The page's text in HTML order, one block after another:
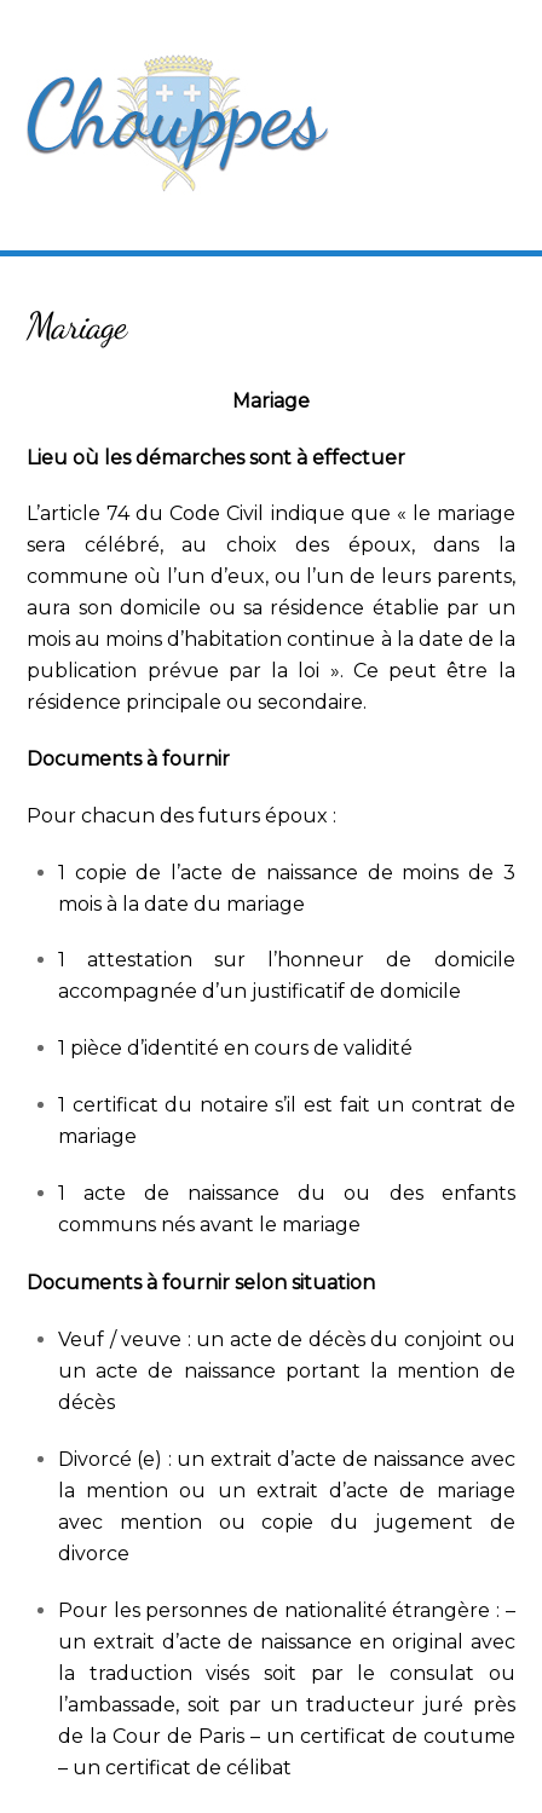
content
Mariage
Mariage
Lieu où les démarches sont à effectuer
L’article 74 du Code Civil indique que « le mariage
sera célébré, au choix des époux, dans la
commune où l’un d’eux, ou l’un de leurs parents,
aura son domicile ou sa résidence établie par un
mois au moins d’habitation continue à la date de la
publication prévue par la loi ». Ce peut être la
résidence principale ou secondaire.
Documents à fournir
Pour chacun des futurs époux :
1 copie de l’acte de naissance de moins de 3
mois à la date du mariage
1 attestation sur l’honneur de domicile
accompagnée d’un justificatif de domicile
1 pièce d’identité en cours de validité
1 certificat du notaire s’il est fait un contrat de
mariage
1 acte de naissance du ou des enfants
communs nés avant le mariage
Documents à fournir selon situation
Veuf / veuve : un acte de décès du conjoint ou
un acte de naissance portant la mention de
décès
Divorcé (e) : un extrait d’acte de naissance avec
la mention ou un extrait d’acte de mariage
avec mention ou copie du jugement de
divorce
Pour les personnes de nationalité étrangère : –
un extrait d’acte de naissance en original avec
la traduction visés soit par le consulat ou
l’ambassade, soit par un traducteur juré près
de la Cour de Paris – un certificat de coutume
– un certificat de célibat